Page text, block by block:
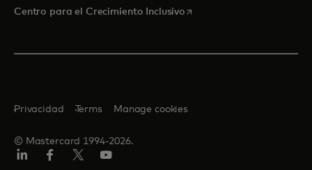
Centro para el Crecimiento Inclusivose abre en una pestaña
© Mastercard 1994-2026.
Privacidad Terms Manage cookies